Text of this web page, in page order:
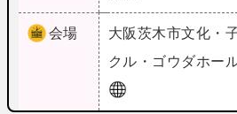
会場 大阪茨木市文化・
クル・ゴウダホー